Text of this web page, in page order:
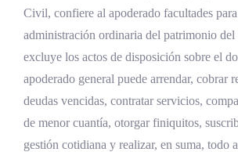
Civil, confiere al apoderado facultades
administración ordinaria del patrimonio del
excluye los actos de disposición sobre el
apoderado general puede arrendar, cobrar
deudas vencidas, contratar servicios,
de menor cuantía, otorgar finiquitos,
gestión cotidiana y realizar, en suma, todo